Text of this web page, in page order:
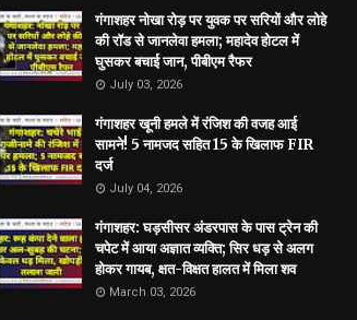
गंगाशहर नोखा रोड़ पर युवक पर सरियों और लोहे
की रॉड से जानलेवा हमला; महादेव होटल में
घुसकर बचाई जान, पीबीएम रैफर
July 03, 2026
गंगाशहर खूनी हमले में रंजिश की वजह आई
सामने! 5 नामजद सहित 15 के खिलाफ FIR
दर्ज
July 04, 2026
गंगाशहर: घड़सीसर अंडरपास के पास ट्रेन की
चपेट में आया अज्ञात व्यक्ति; सिर धड़ से अलग
होकर गायब, क्षत-विक्षत हालत में मिला शव
March 03, 2026